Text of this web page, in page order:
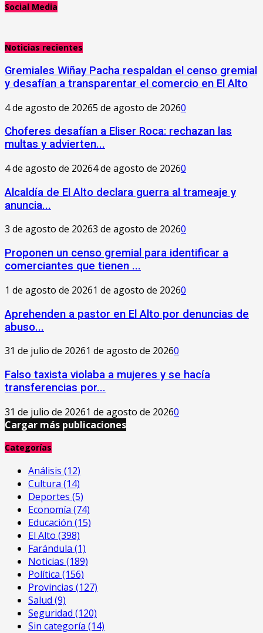
Social Media
Noticias recientes
Gremiales Wiñay Pacha respaldan el censo gremial
y desafían a transparentar el comercio en El Alto
4 de agosto de 20265 de agosto de 20260
Choferes desafían a Eliser Roca: rechazan las
multas y advierten...
4 de agosto de 20264 de agosto de 20260
‎Alcaldía de El Alto declara guerra al trameaje y
anuncia...
3 de agosto de 20263 de agosto de 20260
Proponen un censo gremial para identificar a
comerciantes que tienen ...
1 de agosto de 20261 de agosto de 20260
Aprehenden a pastor en El Alto por denuncias de
abuso...
31 de julio de 20261 de agosto de 20260
Falso taxista violaba a mujeres y se hacía
transferencias por...
31 de julio de 20261 de agosto de 20260
Cargar más publicaciones
Categorías
Análisis (12)
Cultura (14)
Deportes (5)
Economía (74)
Educación (15)
El Alto (398)
Farándula (1)
Noticias (189)
Política (156)
Provincias (127)
Salud (9)
Seguridad (120)
Sin categoría (14)